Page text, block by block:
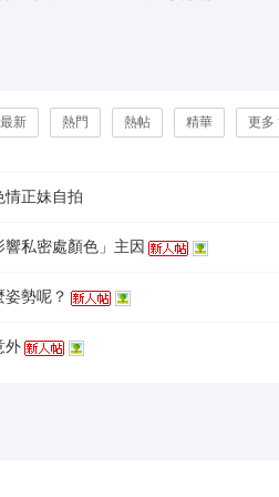
最新 熱門 熱帖 精華 更多
情正妹自拍
響私密處顏色」主因
勢呢？
外